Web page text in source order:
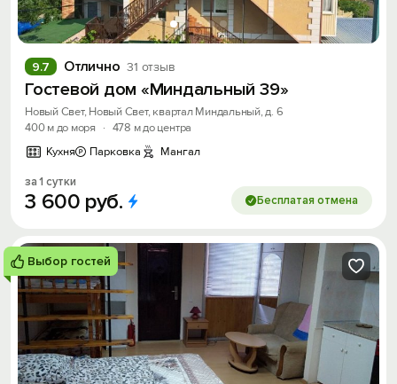
Отлично 31 отзыв
9.7
Гостевой дом «Миндальный 39»
Новый Свет, Новый Свет, квартал Миндальный, д. 6
400 м до моря
· 478 м до центра
Кухня
Парковка Мангал
за 1 сутки
3 600 руб. Бесплатая отмена
Выбор гостей